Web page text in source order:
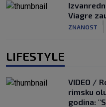
Viagre
ZNANOST
LIFESTYLE
VIDEO /
rimsku
godina: